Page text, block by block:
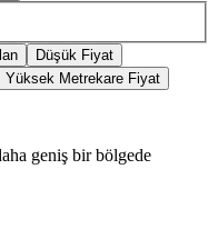
Düşük Fiyat
Yüksek Metrekare Fiyat
geniş bir bölgede